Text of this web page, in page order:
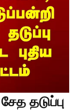
தடுப்பு